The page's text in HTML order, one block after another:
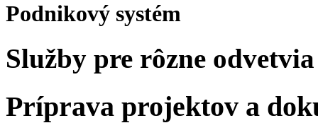
Podnikový systém
Služby pre rôzne odvetvia
Príprava projektov a